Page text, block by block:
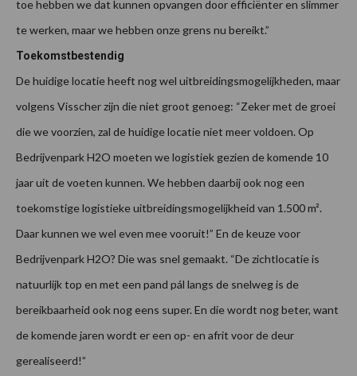
toe hebben we dat kunnen opvangen door efficiënter en slimmer
te werken, maar we hebben onze grens nu bereikt.”
Toekomstbestendig
De huidige locatie heeft nog wel uitbreidingsmogelijkheden, maar
volgens Visscher zijn die niet groot genoeg: “Zeker met de groei
die we voorzien, zal de huidige locatie niet meer voldoen. Op
Bedrijvenpark H2O moeten we logistiek gezien de komende 10
jaar uit de voeten kunnen. We hebben daarbij ook nog een
toekomstige logistieke uitbreidingsmogelijkheid van 1.500 m².
Daar kunnen we wel even mee vooruit!” En de keuze voor
Bedrijvenpark H2O? Die was snel gemaakt. “De zichtlocatie is
natuurlijk top en met een pand pál langs de snelweg is de
bereikbaarheid ook nog eens super. En die wordt nog beter, want
de komende jaren wordt er een op- en afrit voor de deur
gerealiseerd!”